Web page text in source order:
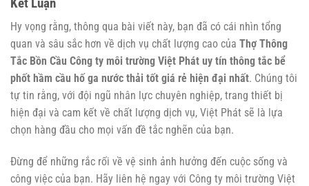
Hy vọng rằng, thông qua bài viết này, bạn đã có cái nhìn tổng
quan và sâu sắc hơn về dịch vụ chất lượng cao của Thợ Thông
Tắc Bồn Cầu Công ty môi trường Việt Phát uy tín thông tắc bể
phốt hầm cầu hố ga nước thải tốt giá rẻ hiện đại nhất. Chúng tôi
tự tin rằng, với đội ngũ nhân lực chuyên nghiệp, trang thiết bị
hiện đại và cam kết về chất lượng dịch vụ, Việt Phát sẽ là lựa
chọn hàng đầu cho mọi vấn đề tắc nghẽn của bạn.
Đừng để những rắc rối về vệ sinh ảnh hưởng đến cuộc sống và
công việc của bạn. Hãy liên hệ ngay với Công ty môi trường Việt